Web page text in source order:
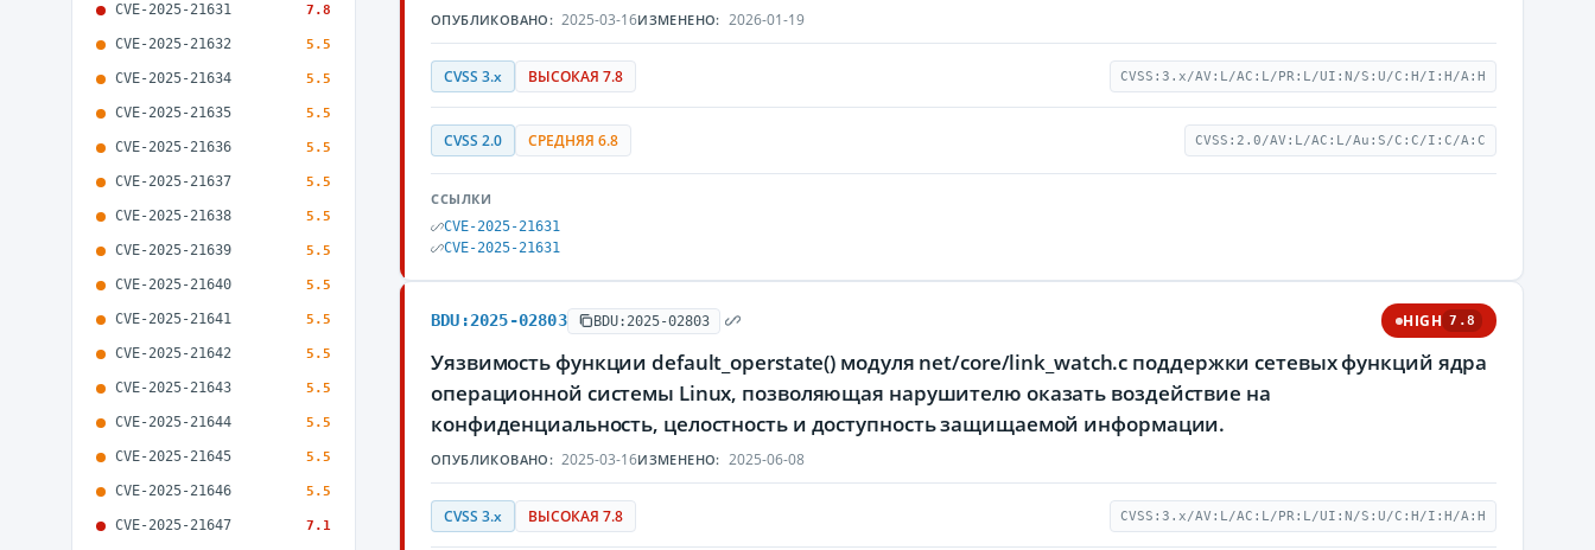
CVE-2025-21631 7.8
CVE-2025-21632 5.5
CVE-2025-21634 5.5
CVE-2025-21635 5.5
CVE-2025-21636 5.5
CVE-2025-21637 5.5
CVE-2025-21638 5.5
CVE-2025-21639 5.5
CVE-2025-21640 5.5
CVE-2025-21641 5.5
CVE-2025-21642 5.5
CVE-2025-21643 5.5
CVE-2025-21644 5.5
CVE-2025-21645 5.5
CVE-2025-21646 5.5
CVE-2025-21647 7.1
ОПУБЛИКОВАНО: 2025-03-16ИЗМЕНЕНО: 2026-01-19
CVSS 3.x ВЫСОКАЯ 7.8 CVSS:3.x/AV:L/AC:L/PR:L/UI:N/S:U/C:H/I:H/A:H
CVSS 2.0 СРЕДНЯЯ 6.8 CVSS:2.0/AV:L/AC:L/Au:S/C:C/I:C/A:C
ССЫЛКИ
CVE-2025-21631
CVE-2025-21631
BDU:2025-02803 BDU:2025-02803 HIGH 7.8
Уязвимость функции default_operstate() модуля net/core/link_watch.c поддержки сетевых функций ядра
операционной системы Linux, позволяющая нарушителю оказать воздействие на
конфиденциальность, целостность и доступность защищаемой информации.
ОПУБЛИКОВАНО: 2025-03-16ИЗМЕНЕНО: 2025-06-08
CVSS 3.x ВЫСОКАЯ 7.8 CVSS:3.x/AV:L/AC:L/PR:L/UI:N/S:U/C:H/I:H/A:H